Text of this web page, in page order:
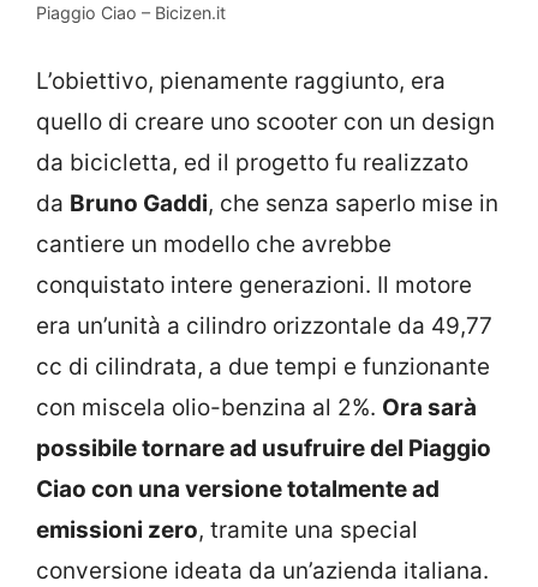
Piaggio Ciao – Bicizen.it
L’obiettivo, pienamente raggiunto, era
quello di creare uno scooter con un design
da bicicletta, ed il progetto fu realizzato
da Bruno Gaddi, che senza saperlo mise in
cantiere un modello che avrebbe
conquistato intere generazioni. Il motore
era un’unità a cilindro orizzontale da 49,77
cc di cilindrata, a due tempi e funzionante
con miscela olio-benzina al 2%. Ora sarà
possibile tornare ad usufruire del Piaggio
Ciao con una versione totalmente ad
emissioni zero, tramite una special
conversione ideata da un’azienda italiana.